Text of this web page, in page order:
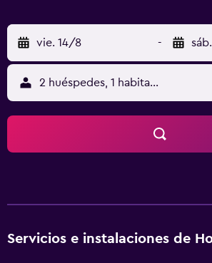
vie. 14/8 -
2 huéspedes, 1 habitación
Servicios e instalaciones de